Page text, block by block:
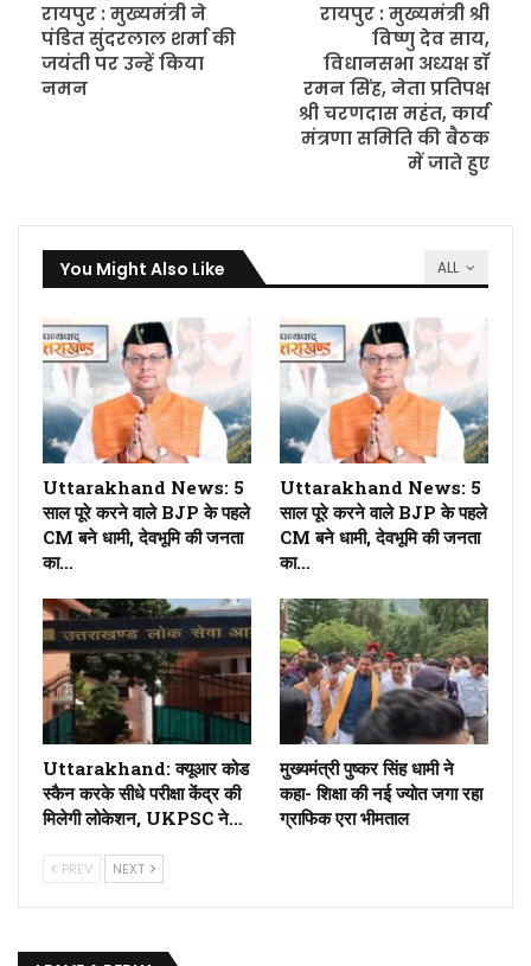
रायपुर : मुख्यमंत्री ने
पंडित सुंदरलाल शर्मा की
जयंती पर उन्हें किया
नमन
रायपुर : मुख्यमंत्री श्री
विष्णु देव साय,
विधानसभा अध्यक्ष डॉ
रमन सिंह, नेता प्रतिपक्ष
श्री चरणदास महंत, कार्य
मंत्रणा समिति की बैठक
में जाते हुए
ALL
You Might Also Like
Uttarakhand News: 5
साल पूरे करने वाले BJP के पहले
CM बने धामी, देवभूमि की जनता
का…
Uttarakhand News: 5
साल पूरे करने वाले BJP के पहले
CM बने धामी, देवभूमि की जनता
का…
Uttarakhand: क्यूआर कोड
स्कैन करके सीधे परीक्षा केंद्र की
मिलेगी लोकेशन, UKPSC ने…
मुख्यमंत्री पुष्कर सिंह धामी ने
कहा- शिक्षा की नई ज्योत जगा रहा
ग्राफिक एरा भीमताल
PREV NEXT